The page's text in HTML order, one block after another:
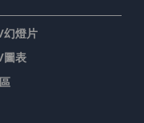
幻燈片
圖表